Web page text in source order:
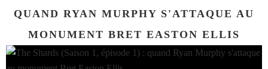
QUAND RYAN MURPHY S'ATTAQUE AU
MONUMENT BRET EASTON ELLIS